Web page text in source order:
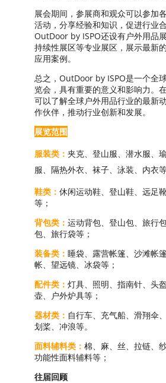
展会期间，参展商和观众可以参加
活动，分享经验和知识，促进行业
OutDoor by ISPO还设有户外用品
持续性展区等专业展区，展示最新
应用案例。
总之，OutDoor by ISPO是一个全
览会，具有重要的意义和影响力。
可以了解全球户外用品行业的最新
作伙伴，推动行业创新和发展。
展览范围
服装类： 夹克、登山服、潜水服、
服、隔热外衣、袜子、泳装、内衣等
鞋类： 休闲运动鞋、登山鞋、远足
等；
背包类： 运动背包、登山包、旅行
包、旅行袋等；
装备类： 睡袋、露营帐篷、沙滩帐
帐、望远镜、冰袋等；
配件类： 灯具、照明、指南针、头
壶、户外炉具等；
器材类： 自行车、充气船、滑翔伞
划桨、冲浪等。
面料辅料类： 棉、麻、丝、拉链、
功能性面料辅料等；
往届回顾